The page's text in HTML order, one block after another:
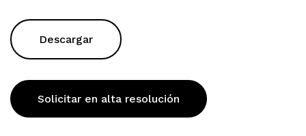
Descargar
Solicitar en alta resolución